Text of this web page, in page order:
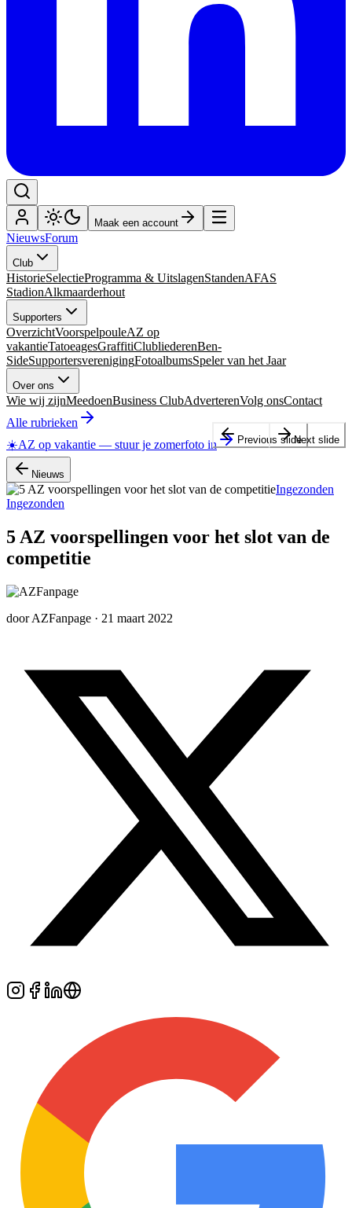
Maak een account
NieuwsForum
Club
HistorieSelectieProgramma & UitslagenStandenAFAS
StadionAlkmaarderhout
Supporters
OverzichtVoorspelpouleAZ op
vakantieTatoeagesGraffitiClubliederenBen-
SideSupportersverenigingFotoalbumsSpeler van het Jaar
Over ons
Wie wij zijnMeedoenBusiness ClubAdverterenVolg onsContact
Alle rubrieken
☀️AZ op vakantie — stuur je zomerfoto in
Nieuws
Ingezonden
Ingezonden
5 AZ voorspellingen voor het slot van de
competitie
door AZFanpage · 21 maart 2022
Previous slideNext slide